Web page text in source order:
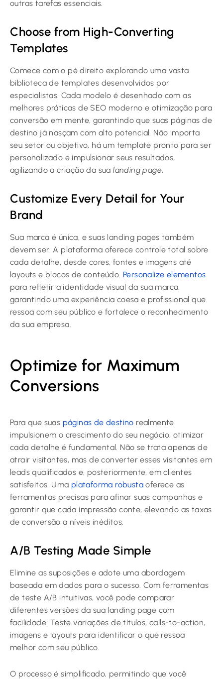
outras tarefas essenciais.
Choose from High-Converting
Templates
Comece com o pé direito explorando uma vasta
biblioteca de templates desenvolvidos por
especialistas. Cada modelo é desenhado com as
melhores práticas de SEO moderno e otimização para
conversão em mente, garantindo que suas páginas de
destino já nasçam com alto potencial. Não importa
seu setor ou objetivo, há um template pronto para ser
personalizado e impulsionar seus resultados,
agilizando a criação da sualanding page
Customize Every Detail for Your
Brand
Sua marca é única, e suas landing pages também
devem ser. A plataforma oferece controle total sobre
cada detalhe, desde cores, fontes e imagens até
layouts e blocos de conteúdo. Personalize elementos
para refletir a identidade visual da sua marca,
garantindo uma experiência coesa e profissional que
ressoa com seu público e fortalece o reconhecimento
da sua empresa.
Optimize for Maximum
Conversions
Para que suas páginas de destino realmente
impulsionem o crescimento do seu negócio, otimizar
cada detalhe é fundamental. Não se trata apenas de
atrair visitantes, mas de converter esses visitantes em
leads qualificados e, posteriormente, em clientes
satisfeitos. Uma plataforma robusta oferece as
ferramentas precisas para afinar suas campanhas e
garantir que cada impressão conte, elevando as taxas
de conversão a níveis inéditos.
A/B Testing Made Simple
Elimine as suposições e adote uma abordagem
baseada em dados para o sucesso. Com ferramentas
de teste A/B intuitivas, você pode comparar
diferentes versões da sua landing page com
facilidade. Teste variações de títulos, calls-to-action,
imagens e layouts para identificar o que ressoa
melhor com seu público.
O processo é simplificado, permitindo que você